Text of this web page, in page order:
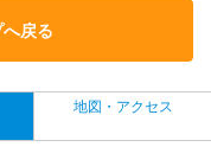
戻る
地図・アクセス